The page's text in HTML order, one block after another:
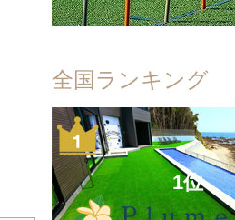
全国ランキング
1位